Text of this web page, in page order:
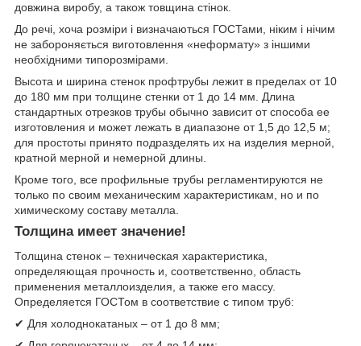
довжина виробу, а також товщина стінок.
До речі, хоча розміри і визначаються ГОСТами, ніким і нічим
не забороняється виготовлення «неформату» з іншими
необхідними типорозмірами.
Высота и ширина стенок профтрубы лежит в пределах от 10
до 180 мм при толщине стенки от 1 до 14 мм. Длина
стандартных отрезков трубы обычно зависит от способа ее
изготовления и может лежать в диапазоне от 1,5 до 12,5 м;
для простоты принято подразделять их на изделия мерной,
кратной мерной и немерной длины.
Кроме того, все профильные трубы регламентируются не
только по своим механическим характеристикам, но и по
химическому составу металла.
Толщина имеет значение!
Толщина стенок – техническая характеристика,
определяющая прочность и, соответственно, область
применения металлоизделия, а также его массу.
Определяется ГОСТом в соответствие с типом труб:
✔ Для холоднокатаных – от 1 до 8 мм;